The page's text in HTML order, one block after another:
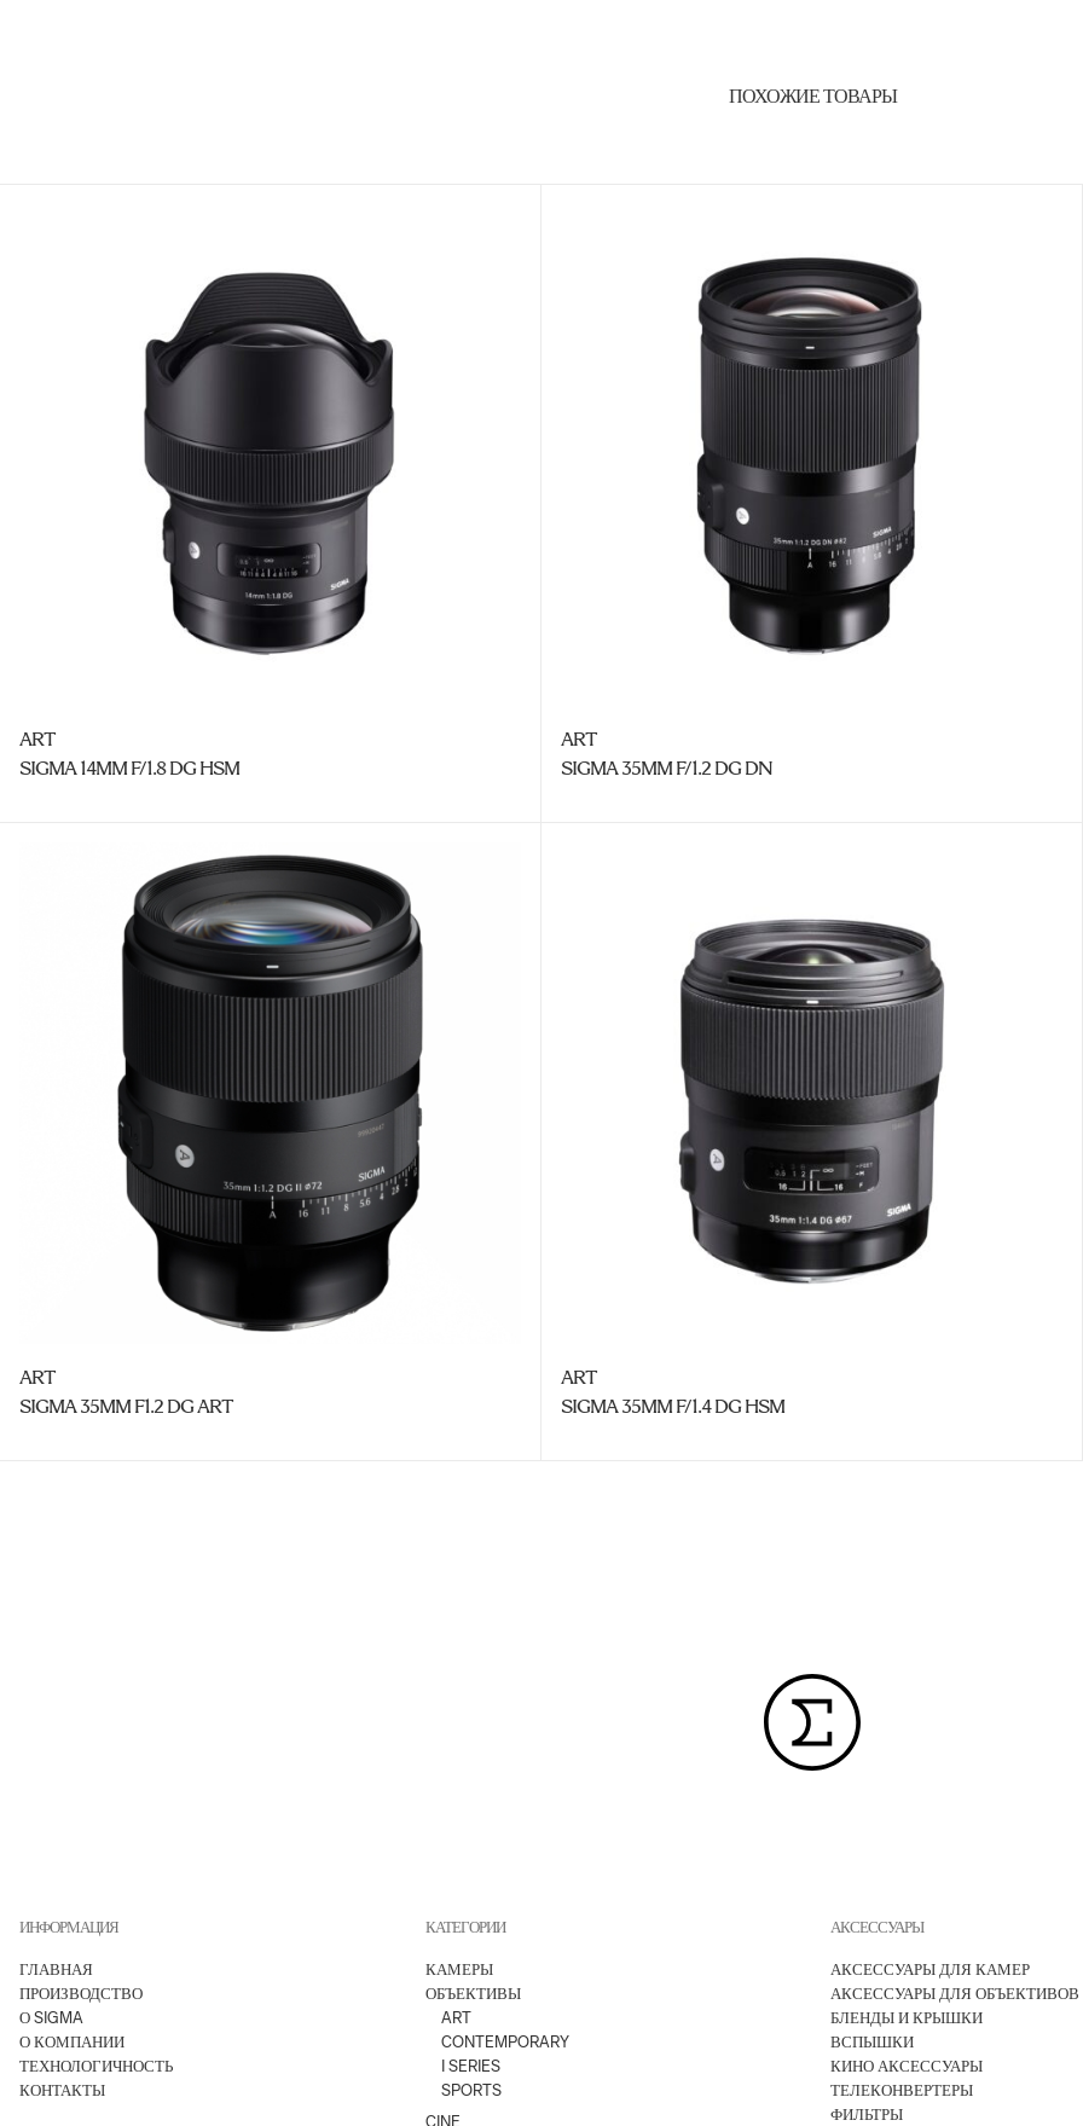
ПОХОЖИЕ ТОВАРЫ
ART
SIGMA 14MM F/1.8 DG HSM
ART
SIGMA 35MM F/1.2 DG DN
ART
SIGMA 35MM F1.2 DG ART
ART
SIGMA 35MM F/1.4 DG HSM
ИНФОРМАЦИЯ
ГЛАВНАЯ
ПРОИЗВОДСТВО
О SIGMA
О КОМПАНИИ
ТЕХНОЛОГИЧНОСТЬ
КОНТАКТЫ
КАТЕГОРИИ
КАМЕРЫ
ОБЪЕКТИВЫ
ART
CONTEMPORARY
I SERIES
SPORTS
CINE
АКСЕССУАРЫ
АКСЕССУАРЫ ДЛЯ КАМЕР
АКСЕССУАРЫ ДЛЯ ОБЪЕКТИВОВ
БЛЕНДЫ И КРЫШКИ
ВСПЫШКИ
КИНО АКСЕССУАРЫ
ТЕЛЕКОНВЕРТЕРЫ
ФИЛЬТРЫ